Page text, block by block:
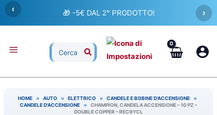
Vai
contenuto
‹ 🎁 -5€ DAL 2° PRODOTTO! ›
Ricerca
per:
HOME » AUTO » ELETTRICO » CANDELE E BOBINE D'ACCENSIONE
»
CANDELE D'ACCENSIONE
»
CHAMPION, CANDELA ACCENSIONE – 10 PZ –
DOUBLE COPPER – REC9YCL